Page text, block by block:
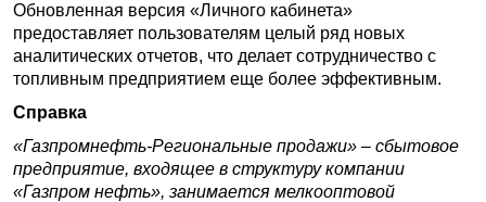
Обновленная версия «Личного кабинета»
предоставляет пользователям целый ряд новых
аналитических отчетов, что делает сотрудничество с
топливным предприятием еще более эффективным.
Справка
«Газпромнефть-Региональные продажи» – сбытовое
предприятие, входящее в структуру компании
«Газпром нефть», занимается мелкооптовой